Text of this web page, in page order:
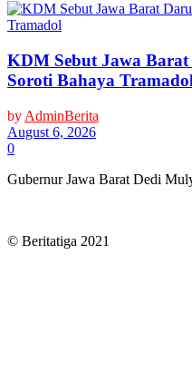
KDM Sebut Jawa
Soroti Bahaya Tramadol
by AdminBerita
August 6, 2026
0
Gubernur Jawa Barat Dedi
© Beritatiga 2021